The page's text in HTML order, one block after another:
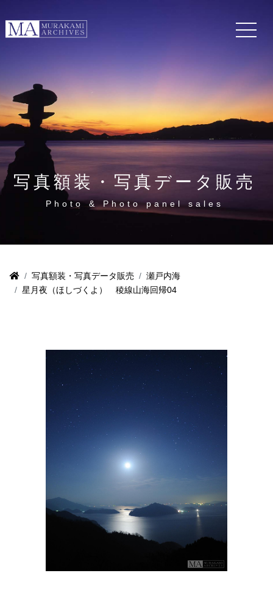
写真額装・写真データ販売
Photo & Photo panel sales
写真額装・写真データ販売
瀬戸内海
星月夜（ほしづくよ） 稜線山海回帰04